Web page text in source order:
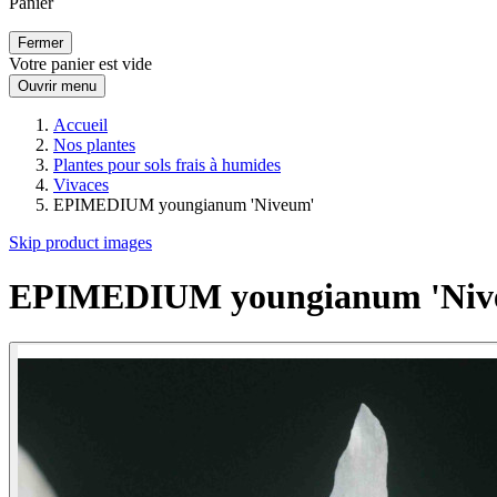
Fermer
Votre panier est vide
Ouvrir menu
Accueil
Nos plantes
Plantes pour sols frais à humides
Vivaces
EPIMEDIUM youngianum 'Niveum'
Skip product images
EPIMEDIUM youngianum